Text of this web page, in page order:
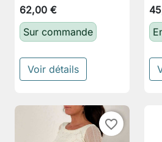
62,00 €
Sur commande
Voir détails
favorite_border